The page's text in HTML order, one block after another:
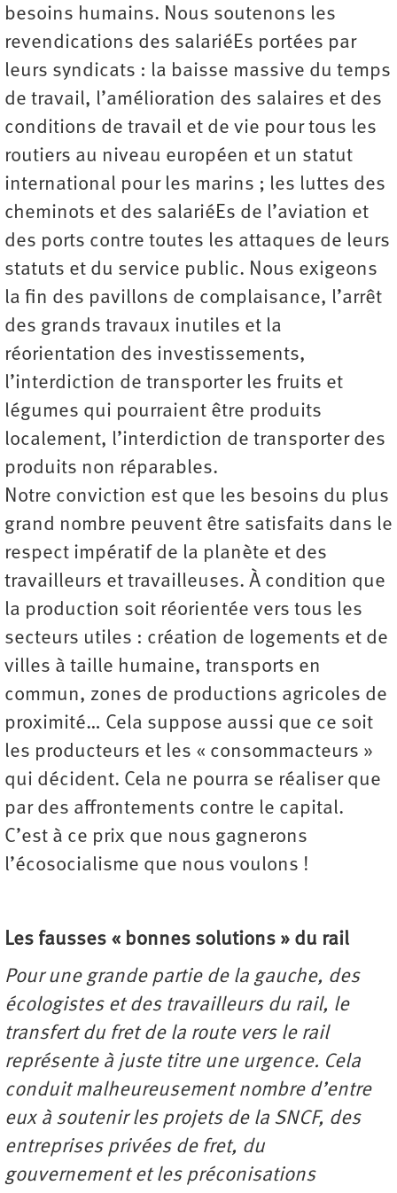
besoins humains. Nous soutenons les
revendications des salariéEs portées par
leurs syndicats : la baisse massive du temps
de travail, l’amélioration des salaires et des
conditions de travail et de vie pour tous les
routiers au niveau européen et un statut
international pour les marins ; les luttes des
cheminots et des salariéEs de l’aviation et
des ports contre toutes les attaques de leurs
statuts et du service public. Nous exigeons
la fin des pavillons de complaisance, l’arrêt
des grands travaux inutiles et la
réorientation des investissements,
l’interdiction de transporter les fruits et
légumes qui pourraient être produits
localement, l’interdiction de transporter des
produits non réparables.
Notre conviction est que les besoins du plus
grand nombre peuvent être satisfaits dans le
respect impératif de la planète et des
travailleurs et travailleuses. À condition que
la production soit réorientée vers tous les
secteurs utiles : création de logements et de
villes à taille humaine, transports en
commun, zones de productions agricoles de
proximité… Cela suppose aussi que ce soit
les producteurs et les « consommacteurs »
qui décident. Cela ne pourra se réaliser que
par des affrontements contre le capital.
C’est à ce prix que nous gagnerons
l’écosocialisme que nous voulons !
Les fausses « bonnes solutions » du rail
Pour une grande partie de la gauche, des
écologistes et des travailleurs du rail, le
transfert du fret de la route vers le rail
représente à juste titre une urgence. Cela
conduit malheureusement nombre d’entre
eux à soutenir les projets de la SNCF, des
entreprises privées de fret, du
gouvernement et les préconisations